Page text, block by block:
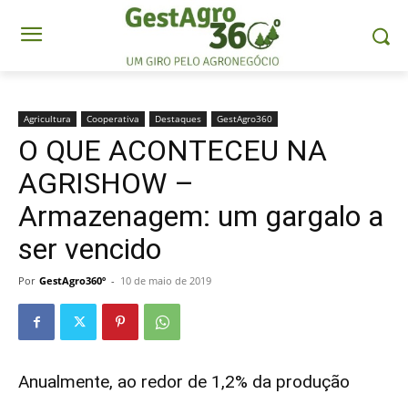
Agricultura Cooperativa Destaques GestAgro360
O QUE ACONTECEU NA
AGRISHOW –
Armazenagem: um gargalo a
ser vencido
Por GestAgro360º - 10 de maio de 2019
Anualmente, ao redor de 1,2% da produção